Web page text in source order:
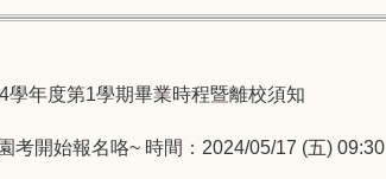
學年度第1學期畢業時程暨離校須知
考開始報名咯~ 時間：2024/05/17 (五) 09:30